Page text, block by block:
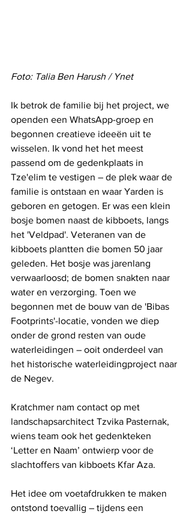
Foto: Talia Ben Harush / Ynet
Ik betrok de familie bij het project, we
openden een WhatsApp-groep en
begonnen creatieve ideeën uit te
wisselen. Ik vond het het meest
passend om de gedenkplaats in
Tze'elim te vestigen – de plek waar de
familie is ontstaan ​​en waar Yarden is
geboren en getogen. Er was een klein
bosje bomen naast de kibboets, langs
het 'Veldpad'. Veteranen van de
kibboets plantten die bomen 50 jaar
geleden. Het bosje was jarenlang
verwaarloosd; de bomen snakten naar
water en verzorging. Toen we
begonnen met de bouw van de 'Bibas
Footprints'-locatie, vonden we diep
onder de grond resten van oude
waterleidingen – ooit onderdeel van
het historische waterleidingproject naar
de Negev.
Kratchmer nam contact op met
landschapsarchitect Tzvika Pasternak,
wiens team ook het gedenkteken
‘Letter en Naam’ ontwierp voor de
slachtoffers van kibboets Kfar Aza.
Het idee om voetafdrukken te maken
ontstond toevallig – tijdens een